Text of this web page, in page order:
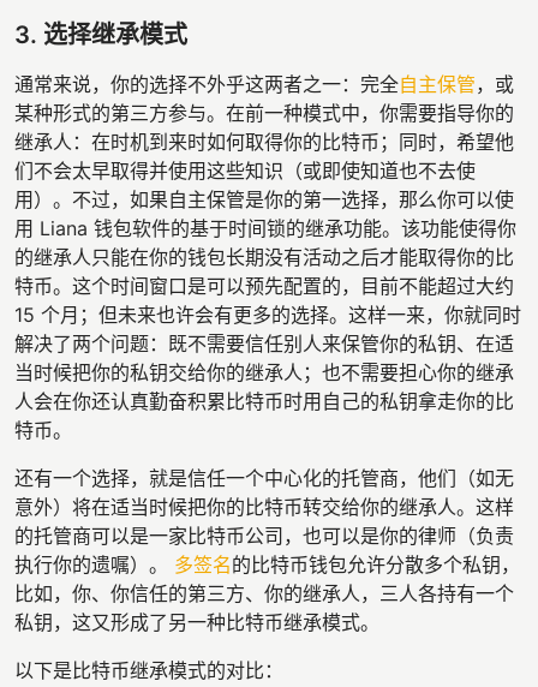
3. 选择继承模式
通常来说，你的选择不外乎这两者之一：完全自主保管，或
某种形式的第三方参与。在前一种模式中，你需要指导你的
继承人：在时机到来时如何取得你的比特币；同时，希望他
们不会太早取得并使用这些知识（或即使知道也不去使
用）。不过，如果自主保管是你的第一选择，那么你可以使
用 Liana 钱包软件的基于时间锁的继承功能。该功能使得你
的继承人只能在你的钱包长期没有活动之后才能取得你的比
特币。这个时间窗口是可以预先配置的，目前不能超过大约
15 个月；但未来也许会有更多的选择。这样一来，你就同时
解决了两个问题：既不需要信任别人来保管你的私钥、在适
当时候把你的私钥交给你的继承人；也不需要担心你的继承
人会在你还认真勤奋积累比特币时用自己的私钥拿走你的比
特币。
还有一个选择，就是信任一个中心化的托管商，他们（如无
意外）将在适当时候把你的比特币转交给你的继承人。这样
的托管商可以是一家比特币公司，也可以是你的律师（负责
执行你的遗嘱）。 多签名的比特币钱包允许分散多个私钥，
比如，你、你信任的第三方、你的继承人，三人各持有一个
私钥，这又形成了另一种比特币继承模式。
以下是比特币继承模式的对比：